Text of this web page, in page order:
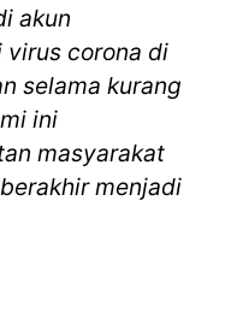
akun
virus corona di
selama kurang
ini
masyarakat
menjadi